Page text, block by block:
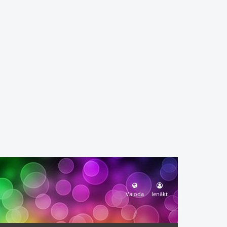
Valoda Ienākt